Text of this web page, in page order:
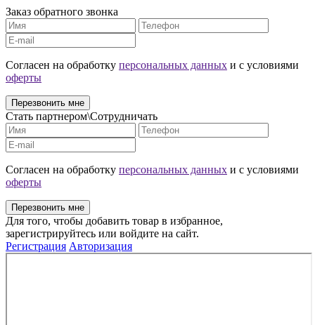
Заказ обратного звонка
Cогласен на обработку персональных данных и с условиями
оферты
Перезвонить мне
Стать партнером\Сотрудничать
Cогласен на обработку персональных данных и с условиями
оферты
Перезвонить мне
Для того, чтобы добавить товар в избранное,
зарегистрируйтесь или войдите на сайт.
Регистрация Авторизация